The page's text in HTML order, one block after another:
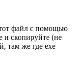
файл с помощью
и скопируйте (не
там же где exe